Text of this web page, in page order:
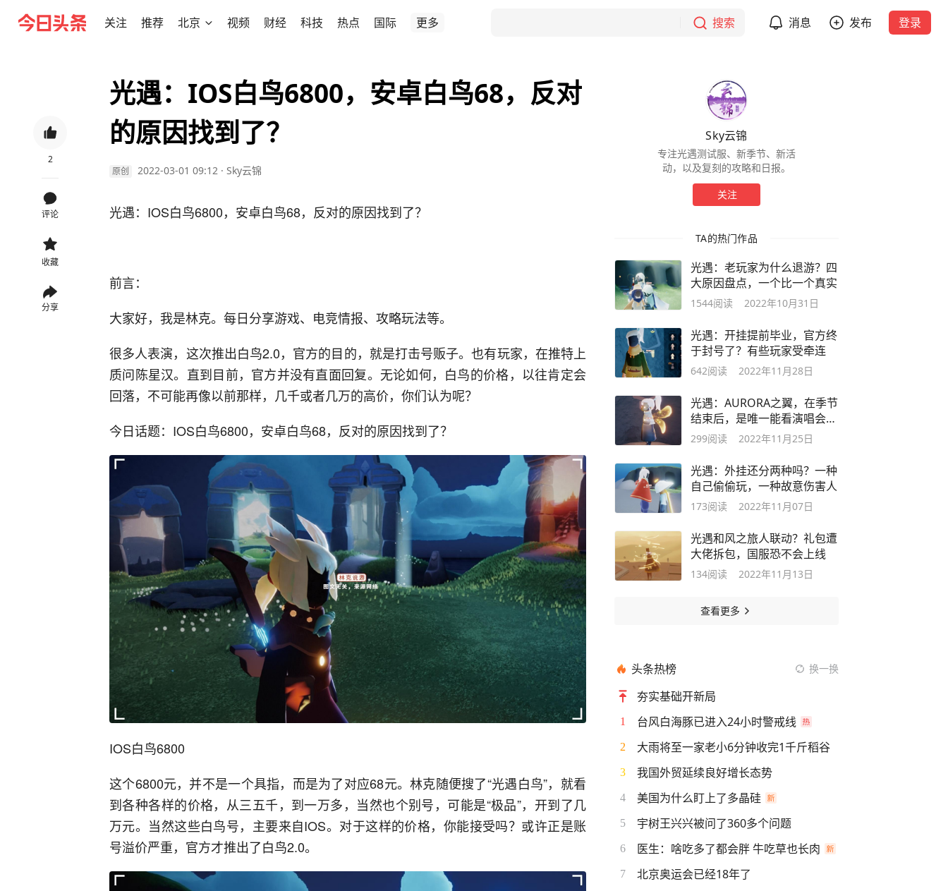
关注 推荐 北京 视频 财经 科技 热点 国际 更多 搜索 消息 发布 登录
2
评论
收藏
分享
光遇：IOS白鸟6800，安卓白鸟68，反对
的原因找到了？
原创 2022-03-01 09:12 · Sky云锦
光遇：IOS白鸟6800，安卓白鸟68，反对的原因找到了？
前言：
大家好，我是林克。每日分享游戏、电竞情报、攻略玩法等。
很多人表演，这次推出白鸟2.0，官方的目的，就是打击号贩子。也有玩家，在推特上
质问陈星汉。直到目前，官方并没有直面回复。无论如何，白鸟的价格，以往肯定会
回落，不可能再像以前那样，几千或者几万的高价，你们认为呢？
今日话题： IOS白鸟6800，安卓白鸟68，反对的原因找到了？
IOS白鸟6800
这个6800元，并不是一个具指，而是为了对应68元。林克随便搜了“光遇白鸟”，就看
到各种各样的价格，从三五千，到一万多，当然也个别号，可能是“极品”，开到了几
万元。当然这些白鸟号，主要来自IOS。对于这样的价格，你能接受吗？或许正是账
号溢价严重，官方才推出了白鸟2.0。
Sky云锦
专注光遇测试服、新季节、新活
动，以及复刻的攻略和日报。
关注
TA的热门作品
光遇：老玩家为什么退游？四
大原因盘点，一个比一个真实
1544阅读 2022年10月31日
光遇：开挂提前毕业，官方终
于封号了？有些玩家受牵连
642阅读 2022年11月28日
光遇：AURORA之翼，在季节
结束后，是唯一能看演唱会的
方式？
299阅读 2022年11月25日
光遇：外挂还分两种吗？一种
自己偷偷玩，一种故意伤害人
173阅读 2022年11月07日
光遇和风之旅人联动？礼包遭
大佬拆包，国服恐不会上线
134阅读 2022年11月13日
查看更多
头条热榜 换一换
夯实基础开新局
1 台风白海豚已进入24小时警戒线
2 大雨将至一家老小6分钟收完1千斤稻谷
3 我国外贸延续良好增长态势
4 美国为什么盯上了多晶硅
5 宇树王兴兴被问了360多个问题
6 医生：啥吃多了都会胖 牛吃草也长肉
7 北京奥运会已经18年了